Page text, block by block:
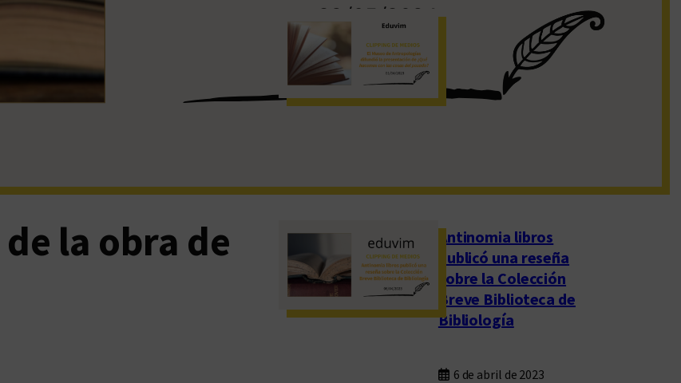
la obra de
Antropologías
difundió la
presentación de
«¿Qué hacemos con
1 de abril de 2023
Antinomia libros
publicó una reseña
sobre la Colección
Breve Biblioteca de
Bibliología
6 de abril de 2023